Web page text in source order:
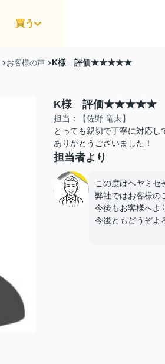
買う
お客様の声 K様 評価★★★★★
K様 評価★★★★★
担当：【佐野 竜太】
とっても親切で丁寧に対応し
ありがとうございました！
担当者より
この度はヘヤミセ
弊社ではお客様の
今後もお客様へよ
今後ともどうぞよ